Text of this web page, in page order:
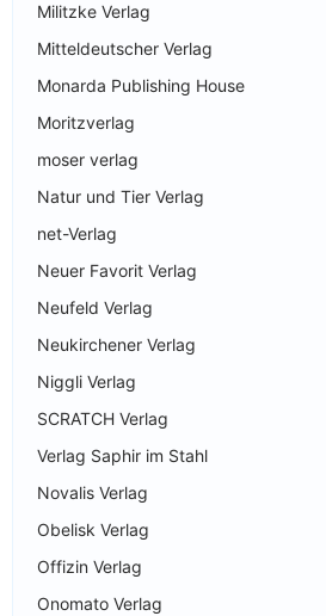
Militzke Verlag
Mitteldeutscher Verlag
Monarda Publishing House
Moritzverlag
moser verlag
Natur und Tier Verlag
net-Verlag
Neuer Favorit Verlag
Neufeld Verlag
Neukirchener Verlag
Niggli Verlag
SCRATCH Verlag
Verlag Saphir im Stahl
Novalis Verlag
Obelisk Verlag
Offizin Verlag
Onomato Verlag